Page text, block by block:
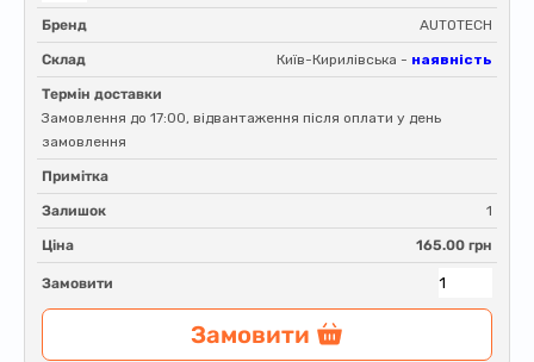
Бренд AUTOTECH
Склад Київ-Кирилівська - наявність
Термін доставки
Замовлення до 17:00, відвантаження після оплати у день
замовлення
Примітка
Залишок 1
Ціна 165.00 грн
Замовити
Замовити